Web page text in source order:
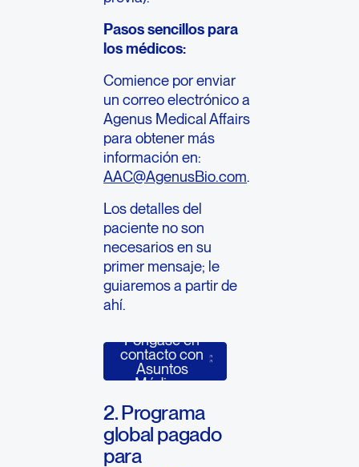
Pasos sencillos para
los médicos:
Comience por enviar
un correo electrónico a
Agenus Medical Affairs
para obtener más
información en:
AAC@AgenusBio.com.
Los detalles del
paciente no son
necesarios en su
primer mensaje; le
guiaremos a partir de
ahí.
Póngase en
contacto con
Asuntos
Médicos
Póngase en contacto con Asuntos
2. Programa
global pagado
para